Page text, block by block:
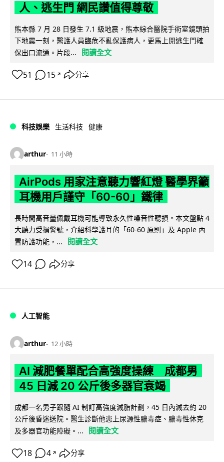
人、逃生門 網民讚值得尊敬
熊本縣 7 月 28 日發生 7.1 級地震，熊本綜合醫院手術室鏡頭拍
下地震一刻，醫護人員臨危不亂保護病人，更馬上開逃生門確
保出口流通。片段...
閱讀全文
51 15 ↗ 分享
科技娛樂 生活科技 健康
arthur 11 小時
AirPods 用家注意聽力響紅燈 醫學界籲
耳機用戶謹守「60-60」鐵律
長時間高音量佩戴耳機可能導致永久性噪音性聽損。本文盤點 4
大聽力受損警號，介紹科學護耳的「60-60 原則」及 Apple 內
置防護功能，...
閱讀全文
14 分享
人工智能
arthur 12 小時
AI 減肥餐單配合高強度操練 成都男
45 日減 20 公斤後多器官衰竭
成都一名男子跟隨 AI 制訂高強度減脂計劃，45 日內減去約 20
公斤後昏迷送院。醫生診斷他患上尿源性膿毒症、膿毒性休克
及多器官功能障礙。...
閱讀全文
18 4 ↗ 分享